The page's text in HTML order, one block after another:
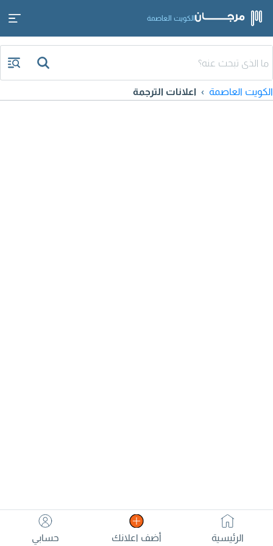
الكويت العاصمة
الكويت العاصمة اعلانات الترجمة
الرئيسية أضف اعلانك حسابي